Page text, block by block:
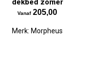
dekbed zomer
Vanaf205,00
Merk: Morpheus